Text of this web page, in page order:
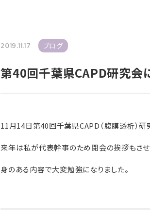
LINE友達追加
…日曜日のみ14:00～17:00
2019.11.17 ブログ
第40回千葉県CAPD研究会
11月14日第40回千葉県CAPD（腹膜透析）研
来年は私が代表幹事のため閉会の挨拶もさせ
身のある内容で大変勉強になりました。